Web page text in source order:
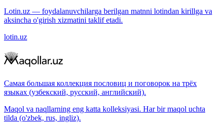
Lotin.uz — foydalanuvchilarga berilgan matnni lotindan kirillga va
aksincha o'girish xizmatini taklif etadi.
lotin.uz
Самая большая коллекция пословиц и поговорок на трёх
языках (узбекский, русский, английский).
Maqol va naqllarning eng katta kolleksiyasi. Har bir maqol uchta
tilda (o'zbek, rus, ingliz).